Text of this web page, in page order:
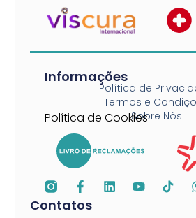
Informações
Política de
Termos e
Sobre Nós
Política de Cookies
Contatos